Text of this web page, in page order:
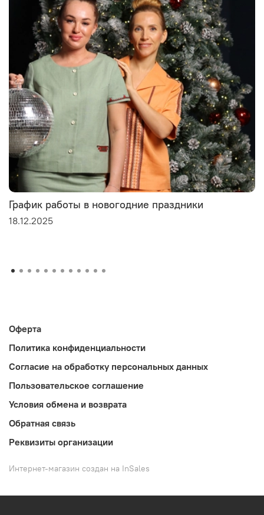
График работы в новогодние праздники
18.12.2025
Оферта
Политика конфиденциальности
Согласие на обработку персональных данных
Пользовательское соглашение
Условия обмена и возврата
Обратная связь
Реквизиты организации
Интернет-магазин создан на InSales